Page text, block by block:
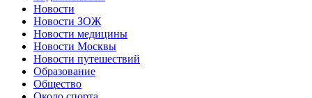
Новости
Новости ЗОЖ
Новости медицины
Новости Москвы
Новости путешествий
Образование
Общество